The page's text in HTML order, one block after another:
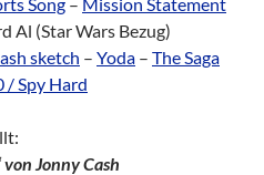
Al (Star Wars Bezug)
sketch – Yoda – The Saga
/ Spy Hard
von Jonny Cash